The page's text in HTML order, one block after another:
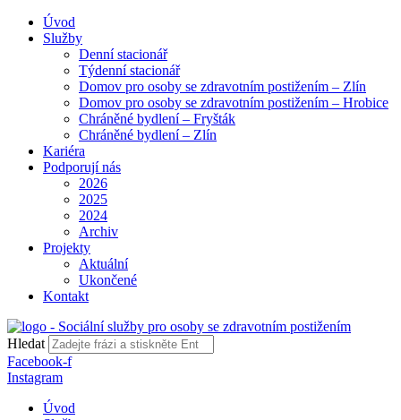
Úvod
Služby
Denní stacionář
Týdenní stacionář
Domov pro osoby se zdravotním postižením – Zlín
Domov pro osoby se zdravotním postižením – Hrobice
Chráněné bydlení – Fryšták
Chráněné bydlení – Zlín
Kariéra
Podporují nás
2026
2025
2024
Archiv
Projekty
Aktuální
Ukončené
Kontakt
Hledat
Facebook-f
Instagram
Úvod